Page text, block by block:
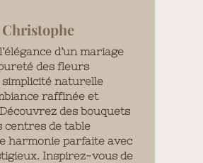
d’un mariage
des fleurs
simplicité naturelle
raffinée et
des bouquets
centres de table
harmonie parfaite avec
Inspirez-vous de